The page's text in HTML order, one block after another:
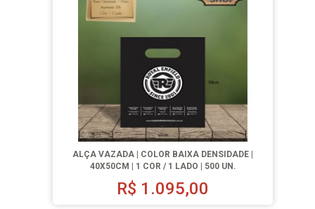
ALÇA VAZADA | COLOR BAIXA DENSIDADE |
40X50CM | 1 COR / 1 LADO | 500 UN.
R$ 1.095,00